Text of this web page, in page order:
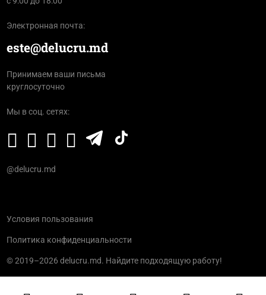
Электронная почта:
este@delucru.md
Принимаем ваши письма
круглосуточно
Мы в соц. сетях:
@delucru.md
© 2019–2026 delucru.md. Найдите подходящую работу!
Условия пользования
Политика конфиденциальности